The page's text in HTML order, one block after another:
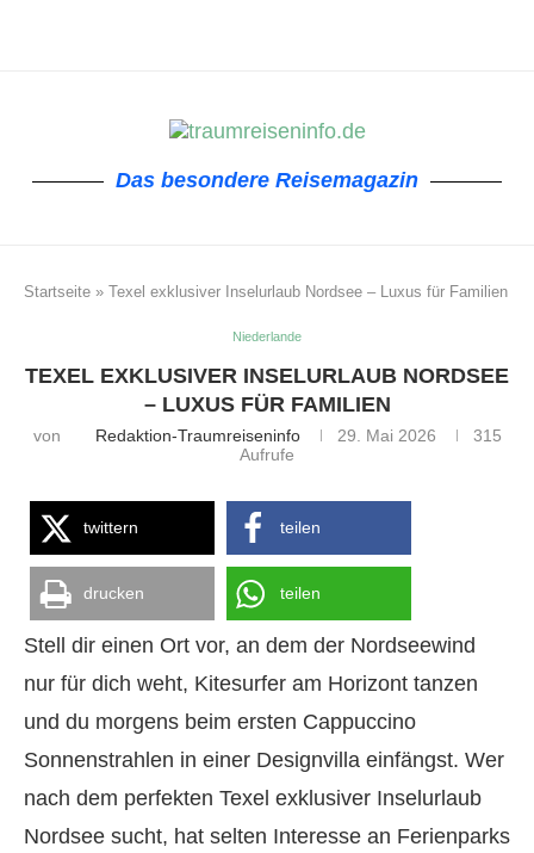
Das besondere Reisemagazin
Startseite » Texel exklusiver Inselurlaub Nordsee – Luxus für Familien
Niederlande
TEXEL EXKLUSIVER INSELURLAUB NORDSEE
– LUXUS FÜR FAMILIEN
von Redaktion-Traumreiseninfo 29. Mai 2026
315
Aufrufe
twittern teilen
drucken teilen
Stell dir einen Ort vor, an dem der Nordseewind
nur für dich weht, Kitesurfer am Horizont tanzen
und du morgens beim ersten Cappuccino
Sonnenstrahlen in einer Designvilla einfängst. Wer
nach dem perfekten Texel exklusiver Inselurlaub
Nordsee sucht, hat selten Interesse an Ferienparks